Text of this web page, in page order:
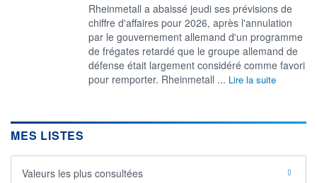
Rheinmetall a abaissé ‌jeudi ses prévisions de
chiffre d'affaires pour 2026, après l'annulation
par ​le gouvernement allemand d'un programme
de frégates retardé que le groupe allemand de
défense était largement considéré comme favori
pour remporter. Rheinmetall ... Lire la suite
MES LISTES
Valeurs les plus consultées